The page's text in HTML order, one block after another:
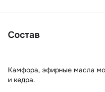
Состав
Камфора, эфирные масла
и кедра.